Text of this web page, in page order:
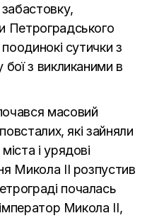
Петроградського
поодинокі сутички з
бої з викликаними в
масовий
які зайняли
і урядові
Микола II розпустив
почалась
імператор Микола II,